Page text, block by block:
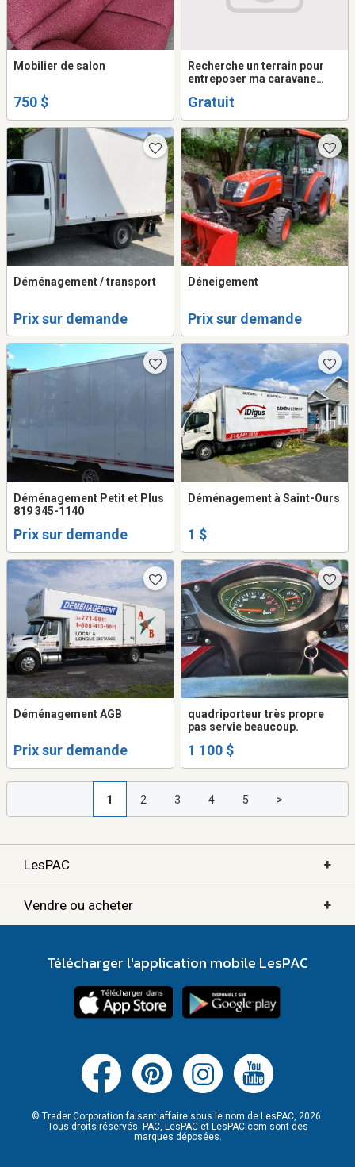
Mobilier de salon
750 $
Recherche un terrain pour
entreposer ma caravane
jusqu'a fin septembre
Gratuit
Déménagement / transport
Prix sur demande
Déneigement
Prix sur demande
Déménagement Petit et Plus
819 345-1140
Prix sur demande
Déménagement à Saint-Ours
1 $
Déménagement AGB
Prix sur demande
quadriporteur très propre
pas servie beaucoup.
1 100 $
1 2 3 4 5 >
LesPAC +
Vendre ou acheter +
Télécharger l'application mobile LesPAC
© Trader Corporation faisant affaire sous le nom de LesPAC, 2026.
Tous droits réservés. PAC, LesPAC et LesPAC.com sont des
marques déposées.